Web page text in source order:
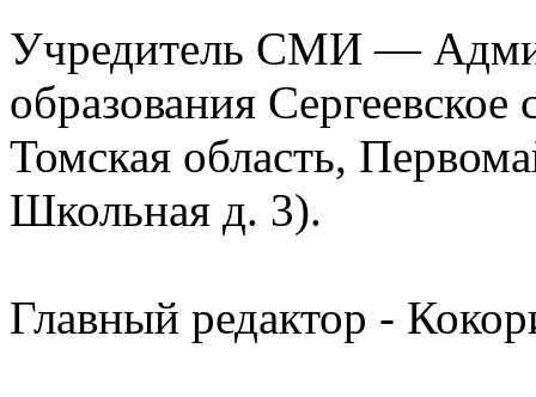
Учредитель СМИ —
образования
Томская область,
Школьная д. 3).
Главный редактор -